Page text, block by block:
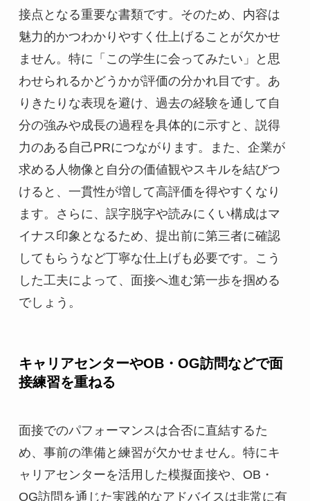
接点となる重要な書類です。そのため、内容は
魅力的かつわかりやすく仕上げることが欠かせ
ません。特に「この学生に会ってみたい」と思
わせられるかどうかが評価の分かれ目です。あ
りきたりな表現を避け、過去の経験を通して自
分の強みや成長の過程を具体的に示すと、説得
力のある自己PRにつながります。また、企業が
求める人物像と自分の価値観やスキルを結びつ
けると、一貫性が増して高評価を得やすくなり
ます。さらに、誤字脱字や読みにくい構成はマ
イナス印象となるため、提出前に第三者に確認
してもらうなど丁寧な仕上げも必要です。こう
した工夫によって、面接へ進む第一歩を掴める
でしょう。
キャリアセンターやOB・OG訪問などで面
接練習を重ねる
面接でのパフォーマンスは合否に直結するた
め、事前の準備と練習が欠かせません。特にキ
ャリアセンターを活用した模擬面接や、OB・
OG訪問を通じた実践的なアドバイスは非常に有